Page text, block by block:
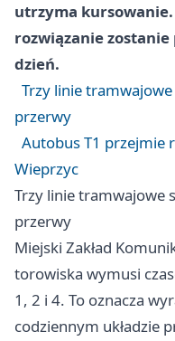
utrzyma
rozwiązanie
dzień.
Trzy linie
przerwy
Autobus T1 przejmie
Wieprzyc
Trzy linie tramwajowe
przerwy
Miejski Zakład
torowiska wymusi
1, 2 i 4. To oznacza
codziennym układzie